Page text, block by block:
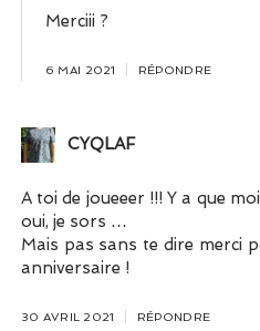
Merciii ?
6 MAI 2021 RÉPONDRE
CYQLAF
A toi de joueeer !!! Y a que
oui, je sors …
Mais pas sans te dire merci
anniversaire !
30 AVRIL 2021 RÉPONDRE